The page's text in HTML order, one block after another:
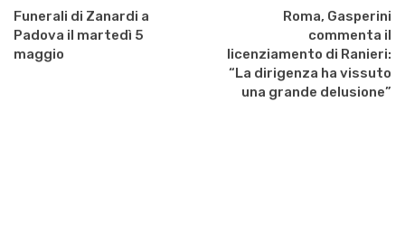
Funerali di Zanardi a
Padova il martedì 5
maggio
Roma, Gasperini
commenta il
licenziamento di Ranieri:
“La dirigenza ha vissuto
una grande delusione”